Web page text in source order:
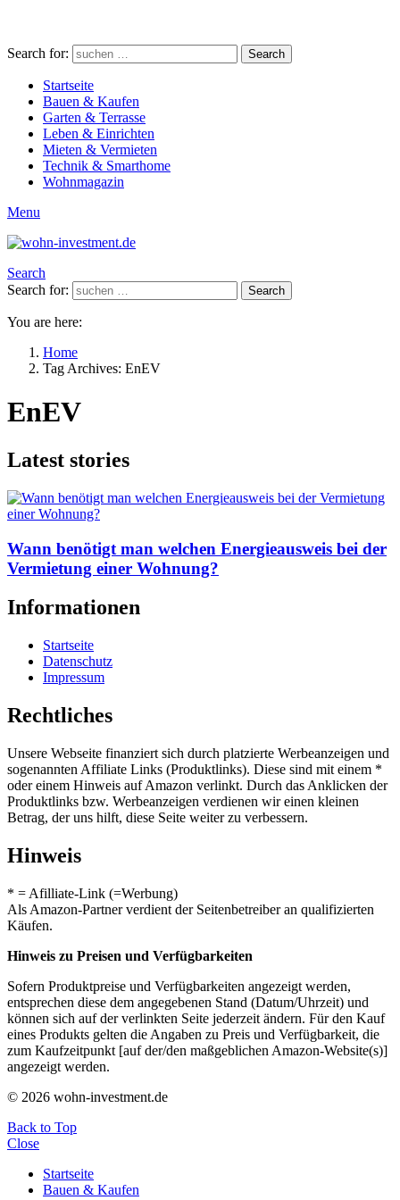
Search for: Search
Startseite
Bauen & Kaufen
Garten & Terrasse
Leben & Einrichten
Mieten & Vermieten
Technik & Smarthome
Wohnmagazin
Menu
Search
Search for:
Search
You are here:
Home
Tag Archives: EnEV
EnEV
Latest stories
Wann benötigt man welchen Energieausweis bei der
Vermietung einer Wohnung?
Informationen
Startseite
Datenschutz
Impressum
Rechtliches
Unsere Webseite finanziert sich durch platzierte Werbeanzeigen und
sogenannten Affiliate Links (Produktlinks). Diese sind mit einem *
oder einem Hinweis auf Amazon verlinkt. Durch das Anklicken der
Produktlinks bzw. Werbeanzeigen verdienen wir einen kleinen
Betrag, der uns hilft, diese Seite weiter zu verbessern.
Hinweis
* = Afilliate-Link (=Werbung)
Als Amazon-Partner verdient der Seitenbetreiber an qualifizierten
Käufen.
Hinweis zu Preisen und Verfügbarkeiten
Sofern Produktpreise und Verfügbarkeiten angezeigt werden,
entsprechen diese dem angegebenen Stand (Datum/Uhrzeit) und
können sich auf der verlinkten Seite jederzeit ändern. Für den Kauf
eines Produkts gelten die Angaben zu Preis und Verfügbarkeit, die
zum Kaufzeitpunkt [auf der/den maßgeblichen Amazon-Website(s)]
angezeigt werden.
© 2026 wohn-investment.de
Back to Top
Close
Startseite
Bauen & Kaufen